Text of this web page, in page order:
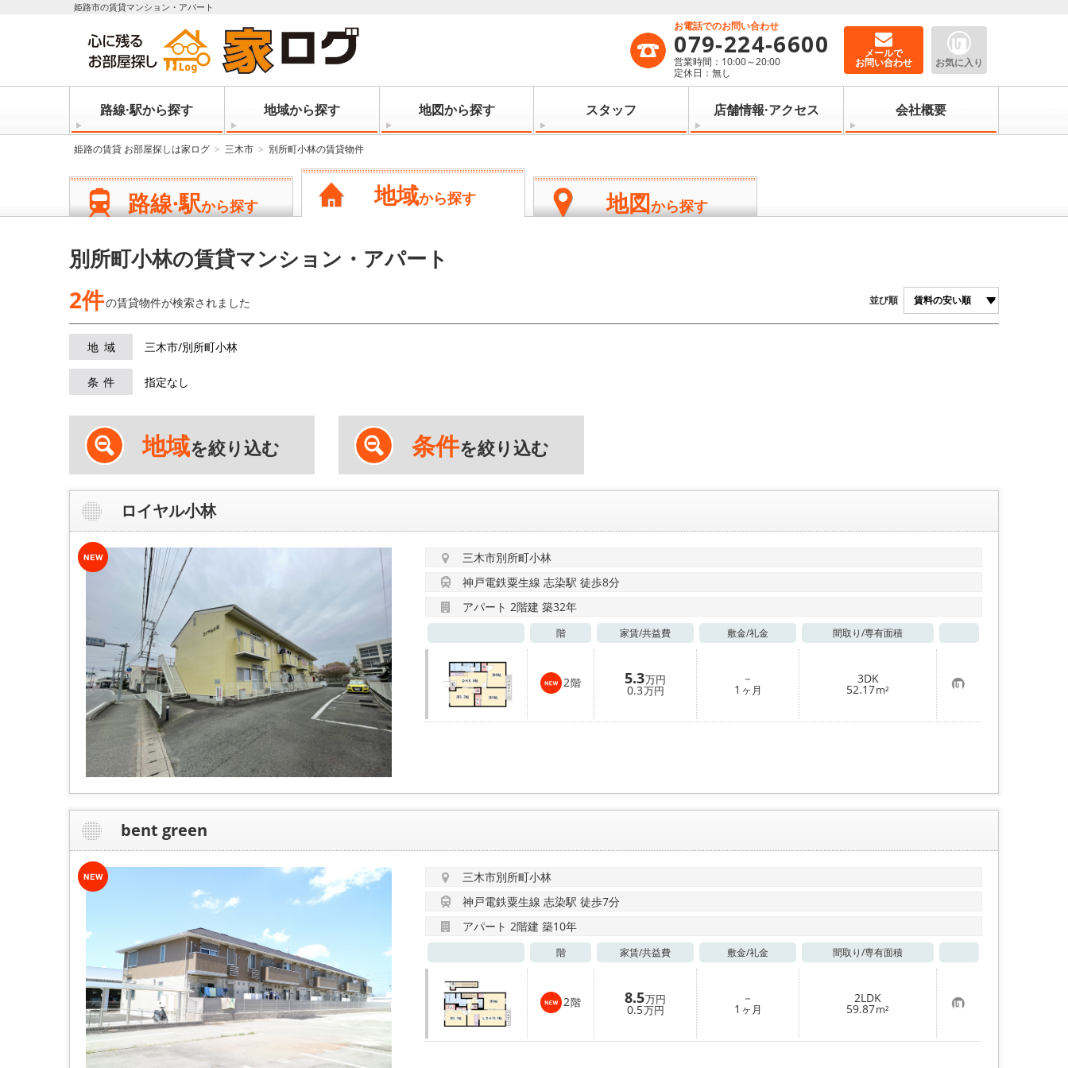
姫路市の賃貸マンション・アパート
お電話でのお問い合わせ
079-224-6600
営業時間：10:00～20:00
定休日：無し
メールで
お問い合わせ お気に入り
路線·駅から探す 地域から探す 地図から探す スタッフ 店舗情報·アクセス 会社概要
姫路の賃貸 お部屋探しは家ログ 三木市 別所町小林の賃貸物件
路線·駅から探す 地域から探す 地図から探す
別所町小林の賃貸マンション・アパート
2件の賃貸物件が検索されました 並び順
地域 三木市/別所町小林
条件 指定なし
地域を絞り込む 条件を絞り込む
ロイヤル小林
三木市別所町小林
神戸電鉄粟生線 志染駅 徒歩8分
アパート 2階建 築32年
階 家賃/共益費 敷金/礼金 間取り/専有面積
2階 5.3万円
0.3万円
－
1 ヶ月
3DK
52.17m² お
気
に
入
bent green
三木市別所町小林
神戸電鉄粟生線 志染駅 徒歩7分
アパート 2階建 築10年
階 家賃/共益費 敷金/礼金 間取り/専有面積
2階 8.5万円
0.5万円
－
1 ヶ月
2LDK
59.87m² お
気
に
入